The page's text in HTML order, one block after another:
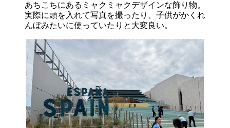
あちこちにあるミャクミャクデザインな飾り物。
実際に頭を入れて写真を撮ったり、子供がかくれ
んぼみたいに使っていたりと大変良い。